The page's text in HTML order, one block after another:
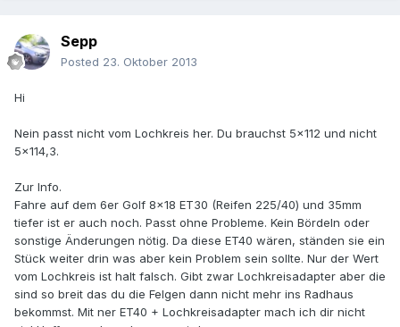
Sepp
Posted 23. Oktober 2013
Hi
Nein passt nicht vom Lochkreis her. Du brauchst 5x112 und nicht
5x114,3.
Zur Info.
Fahre auf dem 6er Golf 8x18 ET30 (Reifen 225/40) und 35mm
tiefer ist er auch noch. Passt ohne Probleme. Kein Bördeln oder
sonstige Änderungen nötig. Da diese ET40 wären, ständen sie ein
Stück weiter drin was aber kein Problem sein sollte. Nur der Wert
vom Lochkreis ist halt falsch. Gibt zwar Lochkreisadapter aber die
sind so breit das du die Felgen dann nicht mehr ins Radhaus
bekommst. Mit ner ET40 + Lochkreisadapter mach ich dir nicht